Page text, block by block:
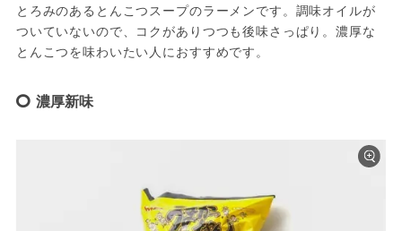
とろみのあるとんこつスープのラーメンです。調味オイルが
ついていないので、コクがありつつも後味さっぱり。濃厚な
とんこつを味わいたい人におすすめです。
濃厚新味